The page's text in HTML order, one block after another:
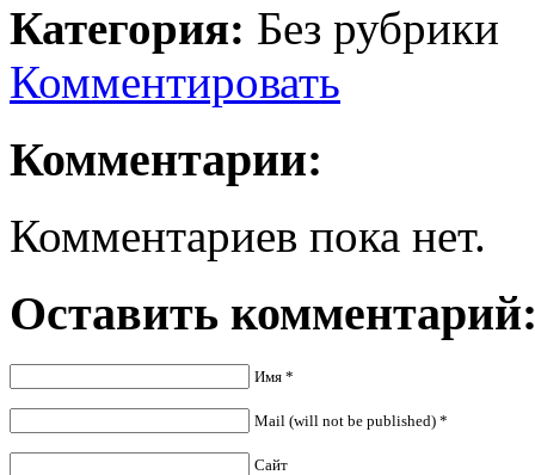
Категория: Без рубрики
Комментировать
Комментарии:
Комментариев пока нет.
Оставить
Имя *
Mail (will not be published) *
Сайт